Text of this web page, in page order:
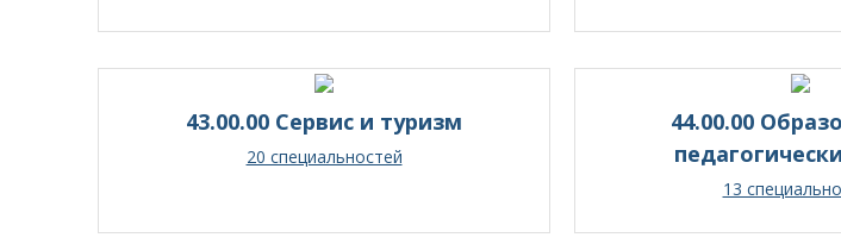
43.00.00 Сервис и туризм
20 специальностей
44.00.00
13